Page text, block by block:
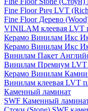
Fine Floor Рич LVT
Fine Floor Дерево
VINILAM клеевая LVT
Керамо Винилам Икс
Керамо Винилам Икс
Винилам Пакет
Винилам Премиум
Керамо Винилам
Винилам клеевая LVT
Каменный ламинат
SWF Каменный